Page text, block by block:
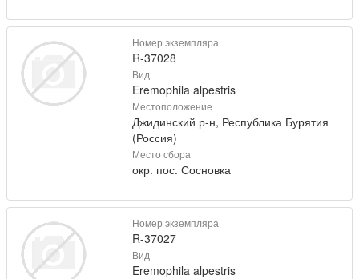
Номер экземпляра
R-37028
Вид
Eremophila alpestris
Местоположение
Джидинский р-н, Республика Бурятия
(Россия)
Место сбора
окр. пос. Сосновка
Номер экземпляра
R-37027
Вид
Eremophila alpestris